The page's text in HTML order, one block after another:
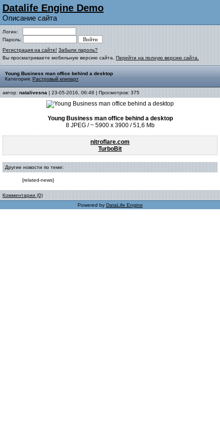
Datalife Engine Demo
Описание сайта
Логин:
Пароль:
Регистрация на сайте! Забыли пароль?
Вы просматриваете мобильную версию сайта. Перейти на полную версию сайта.
Young Business man office behind a desktop
Категория: Растровый клипарт
автор: natalivesna | 23-05-2016, 06:48 | Просмотров: 375
Young Business man office behind a desktop
8 JPEG / ~ 5900 x 3900 / 51,6 Mb
nitroflare.com
TurboBit
Другие новости по теме:
{related-news}
Комментарии (0)
Powered by DataLife Engine